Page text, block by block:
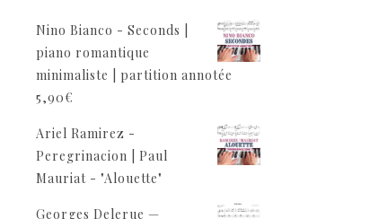
Nino Bianco - Seconds |
piano romantique
minimaliste | partition annotée
5,90€
Ariel Ramirez -
Peregrinacion | Paul
Mauriat - "Alouette"
Georges Delerue —